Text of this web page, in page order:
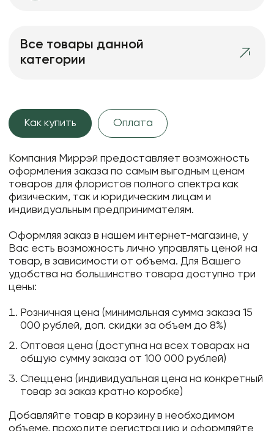
Все товары данной
категории
Как купить Оплата
Компания Миррэй предоставляет возможность
оформления заказа по самым выгодным ценам
товаров для флористов полного спектра как
физическим, так и юридическим лицам и
индивидуальным предпринимателям.
Оформляя заказ в нашем интернет-магазине, у
Вас есть возможность лично управлять ценой на
товар, в зависимости от объема. Для Вашего
удобства на большинство товара доступно три
цены:
Розничная цена (минимальная сумма заказа 15
000 рублей, доп. скидки за объем до 8%)
Оптовая цена (доступна на всех товарах на
общую сумму заказа от 100 000 рублей)
Спеццена (индивидуальная цена на конкретный
товар за заказ кратно коробке)
Добавляйте товар в корзину в необходимом
объеме, проходите регистрацию и оформляйте